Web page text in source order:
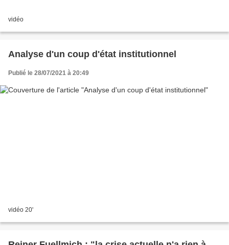
vidéo
Analyse d'un coup d'état institutionnel
Publié le 28/07/2021 à 20:49
vidéo 20'